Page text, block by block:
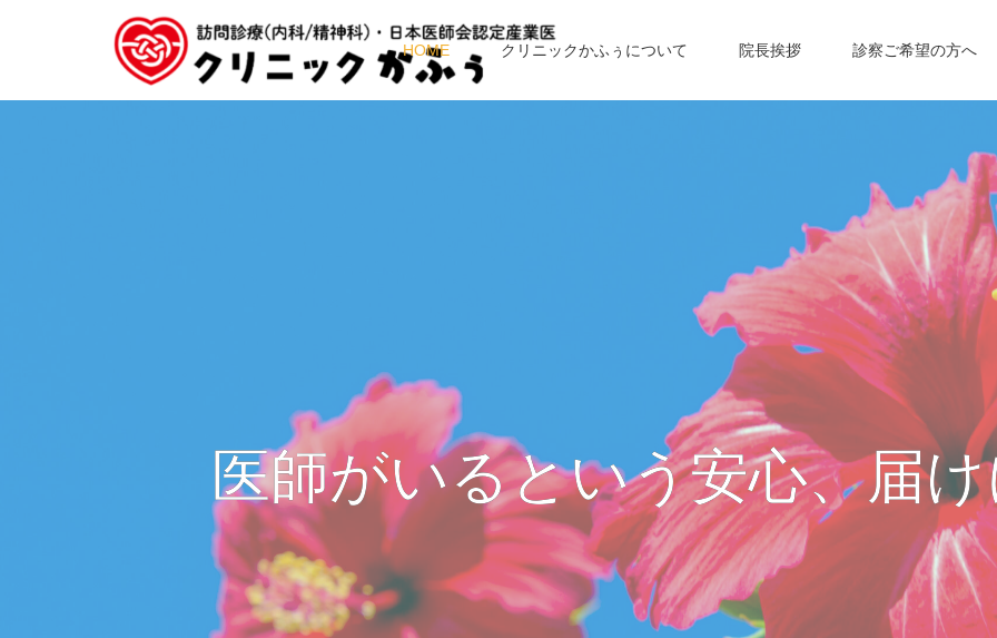
HOME クリニックかふぅについて 院長挨拶 診察ご希望の方へ
医師がいるという安心、届